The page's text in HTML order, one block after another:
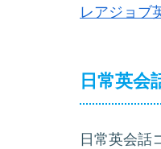
レアジョブ
日常英会
日常英会話